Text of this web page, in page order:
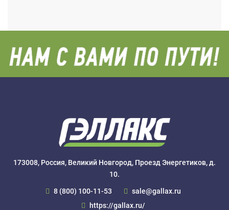
173008, Россия, Великий Новгород, Проезд Энергетиков, д.
10.
8 (800) 100-11-53
sale@gallax.ru
https://gallax.ru/